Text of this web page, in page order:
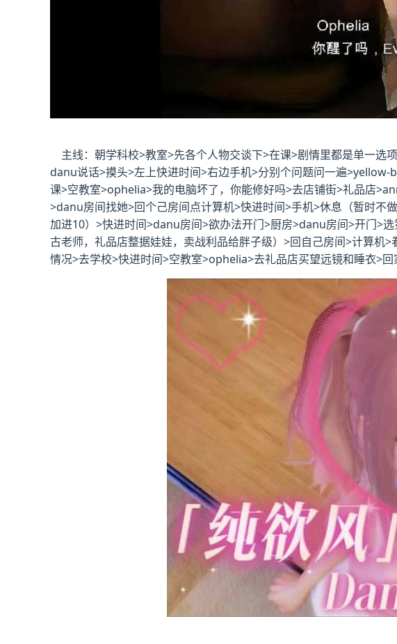
主线：朝学科校>教室>先各个人物交谈下>在课>剧情里都是单一选
danu说话>摸头>左上快进时间>右边手机>分别个问题问一遍
课>空教室>ophelia>我的电脑坏了，你能修好吗>去店铺街>礼品店
>danu房间找她>回个己房间点计算机>快进时间>手机>休息（暂时不
加进10）>快进时间>danu房间>欲办法开门>厨房>danu房间>开门>
古老师，礼品店整据娃娃，卖战利品给胖子级）>回自己房间>计算
情况>去学校>快进时间>空教室>ophelia>去礼品店买望远镜和睡衣>